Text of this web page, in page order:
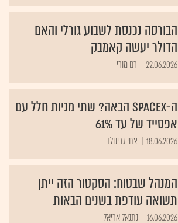
הדולר יעשה קאמבק
22.06.2026 רם מורי
אפסייד של עד 61%
18.06.2026 צחי גרינולד
תשואה עודפת בשנים הבאות
16.06.2026 נתנאל אריאל